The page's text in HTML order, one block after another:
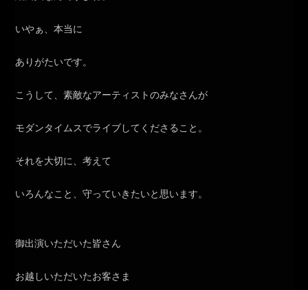
いやぁ、本当に
ありがたいです。
こうして、素敵なアーティストのみなさんが
モダンタイムスでライブしてくださること。
それを大切に、考えて
いろんなこと、守っていきたいと思います。
御出演いただいた皆さん
お越しいただいたお客さま